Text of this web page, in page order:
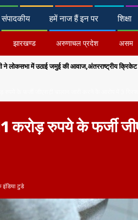
संपादकीय हमें नाज हैं इन पर शिक्षा
झारखण्ड अरुणाचल प्रदेश असम
क्रिकेट स्टेडियम और मल्टी-स्पोर्ट्स
करोड़ रुपये के फर्जी
इंडिया टुडे